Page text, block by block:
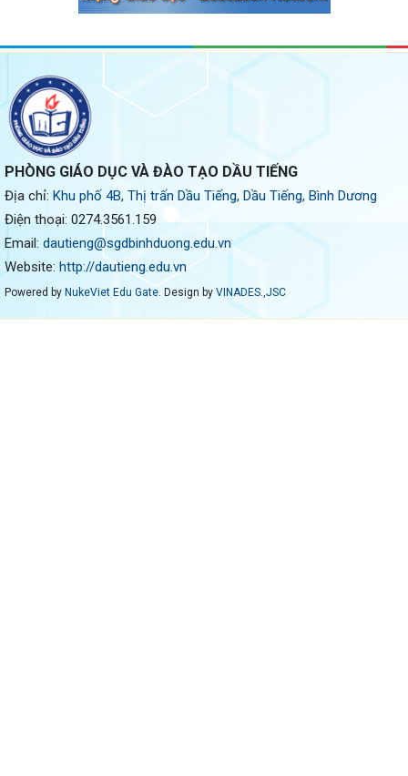
PHÒNG GIÁO DỤC VÀ ĐÀO TẠO DẦU TIẾNG
Địa chỉ: Khu phố 4B, Thị trấn Dầu Tiếng, Dầu Tiếng, Bình Dương
Điện thoại: 0274.3561.159
Email: dautieng@sgdbinhduong.edu.vn
Website: http://dautieng.edu.vn
Powered by NukeViet Edu Gate. Design by VINADES.,JSC